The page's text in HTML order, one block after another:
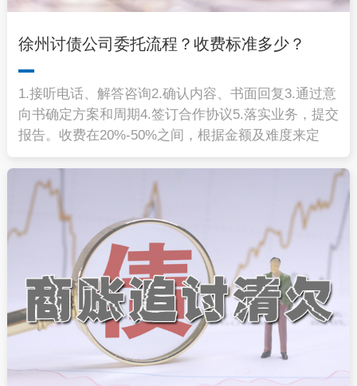
徐州讨债公司委托流程？收费标准多少？
1.接听电话、解答咨询2.确认内容、书面回复3.通过意
向书确定方案和周期4.签订合作协议5.落实业务，提交
报告。收费在20%-50%之间，根据金额及难度来定